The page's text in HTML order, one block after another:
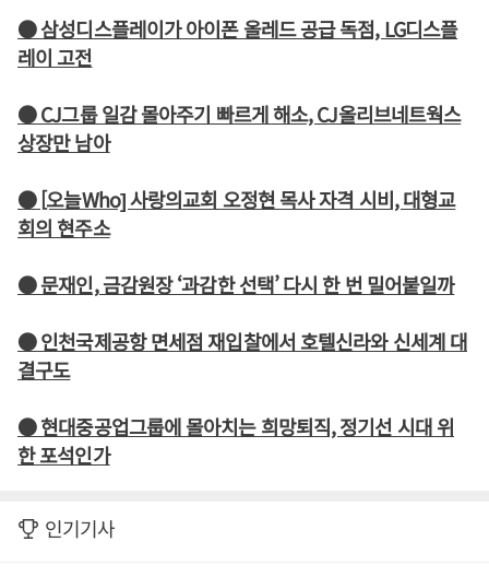
● 삼성디스플레이가 아이폰 올레드 공급 독점, LG디스플
레이 고전
● CJ그룹 일감 몰아주기 빠르게 해소, CJ올리브네트웍스
상장만 남아
● [오늘Who] 사랑의교회 오정현 목사 자격 시비, 대형교
회의 현주소
● 문재인, 금감원장 ‘과감한 선택’ 다시 한 번 밀어붙일까
● 인천국제공항 면세점 재입찰에서 호텔신라와 신세계 대
결구도
● 현대중공업그룹에 몰아치는 희망퇴직, 정기선 시대 위
한 포석인가
인기기사